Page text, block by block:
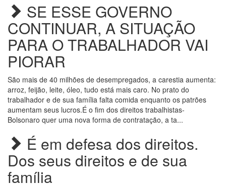
SE ESSE GOVERNO
CONTINUAR, A SITUAÇÃO
PARA O TRABALHADOR VAI
PIORAR
São mais de 40 milhões de desempregados, a carestia aumenta:
arroz, feijão, leite, óleo, tudo está mais caro. No prato do
trabalhador e de sua família falta comida enquanto os patrões
aumentam seus lucros.É o fim dos direitos trabalhistas-
Bolsonaro quer uma nova forma de contratação, a ta...
É em defesa dos direitos.
Dos seus direitos e de sua
família